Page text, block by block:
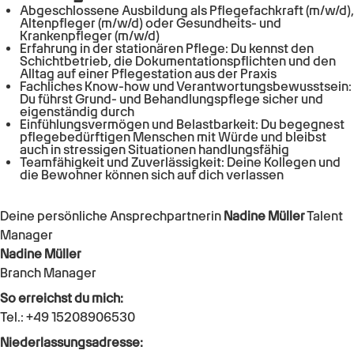
Abgeschlossene Ausbildung als Pflegefachkraft (m/w/d),
Altenpfleger (m/w/d) oder Gesundheits- und
Krankenpfleger (m/w/d)
Erfahrung in der stationären Pflege: Du kennst den
Schichtbetrieb, die Dokumentationspflichten und den
Alltag auf einer Pflegestation aus der Praxis
Fachliches Know-how und Verantwortungsbewusstsein:
Du führst Grund- und Behandlungspflege sicher und
eigenständig durch
Einfühlungsvermögen und Belastbarkeit: Du begegnest
pflegebedürftigen Menschen mit Würde und bleibst
auch in stressigen Situationen handlungsfähig
Teamfähigkeit und Zuverlässigkeit: Deine Kollegen und
die Bewohner können sich auf dich verlassen
Deine persönliche Ansprechpartnerin Nadine MüllerTalent
Manager
Nadine Müller
Branch Manager
So erreichst du mich:
Tel.: +49 15208906530
Niederlassungsadresse: